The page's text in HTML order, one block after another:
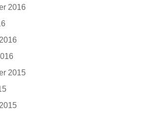
2016
2015